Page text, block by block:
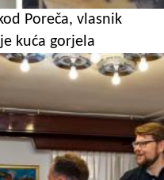
Poreča, vlasnik
kuća gorjela